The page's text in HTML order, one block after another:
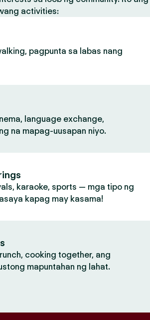
activities:
pagpunta sa labas nang
language exchange,
na mapag-uusapan niyo.
karaoke, sports — mga tipo ng
kapag may kasama!
cooking together, ang
mapuntahan ng lahat.